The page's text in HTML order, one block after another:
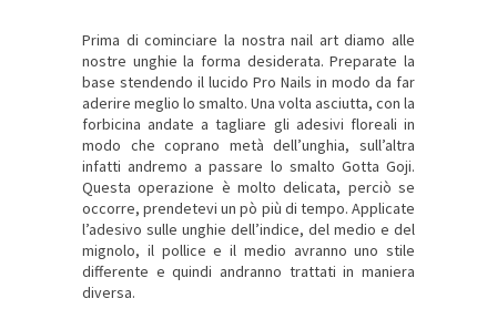
Prima di cominciare la nostra nail art diamo alle
nostre unghie la forma desiderata. Preparate la
base stendendo il lucido Pro Nails in modo da far
aderire meglio lo smalto. Una volta asciutta, con la
forbicina andate a tagliare gli adesivi floreali in
modo che coprano metà dell’unghia, sull’altra
infatti andremo a passare lo smalto Gotta Goji.
Questa operazione è molto delicata, perciò se
occorre, prendetevi un pò più di tempo. Applicate
l’adesivo sulle unghie dell’indice, del medio e del
mignolo, il pollice e il medio avranno uno stile
differente e quindi andranno trattati in maniera
diversa.